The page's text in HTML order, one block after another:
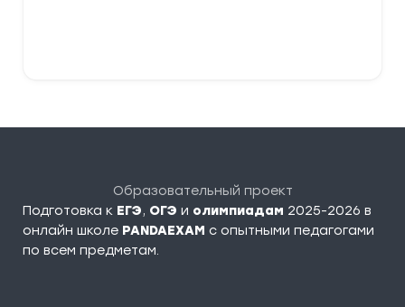
Образовательный проект
Подготовка к ЕГЭ, ОГЭ и олимпиадам 2025-2026 в
онлайн школе PANDAEXAM c опытными педагогами
по всем предметам.